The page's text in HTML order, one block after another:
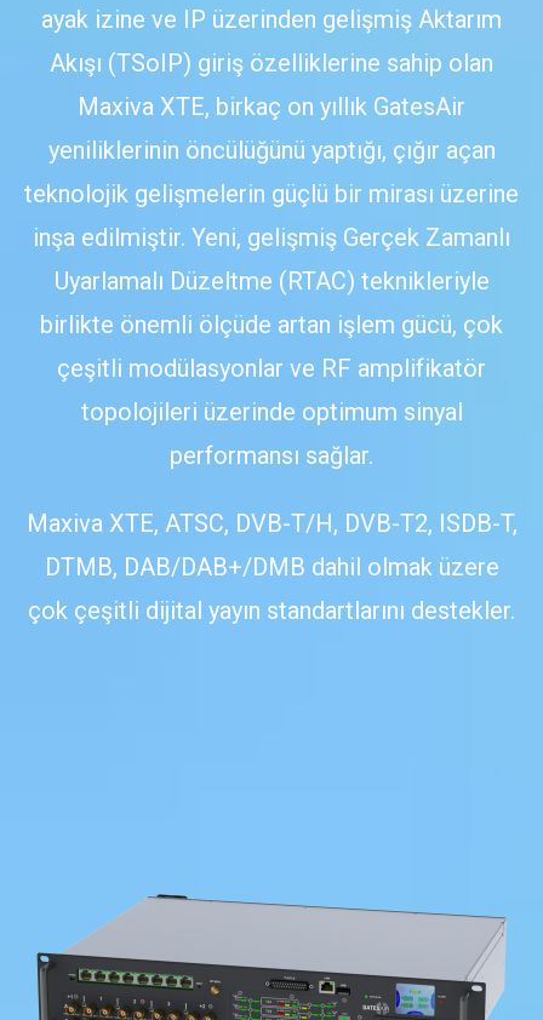
ayak izine ve IP üzerinden gelişmiş Aktarım
Akışı (TSoIP) giriş özelliklerine sahip olan
Maxiva XTE, birkaç on yıllık GatesAir
yeniliklerinin öncülüğünü yaptığı, çığır açan
teknolojik gelişmelerin güçlü bir mirası üzerine
inşa edilmiştir. Yeni, gelişmiş Gerçek Zamanlı
Uyarlamalı Düzeltme (RTAC) teknikleriyle
birlikte önemli ölçüde artan işlem gücü, çok
çeşitli modülasyonlar ve RF amplifikatör
topolojileri üzerinde optimum sinyal
performansı sağlar.
Maxiva XTE, ATSC, DVB-T/H, DVB-T2, ISDB-T,
DTMB, DAB/DAB+/DMB dahil olmak üzere
çok çeşitli dijital yayın standartlarını destekler.